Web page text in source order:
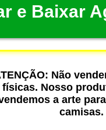
e Baixar
Não
físicas. Nosso
a arte
camisas.